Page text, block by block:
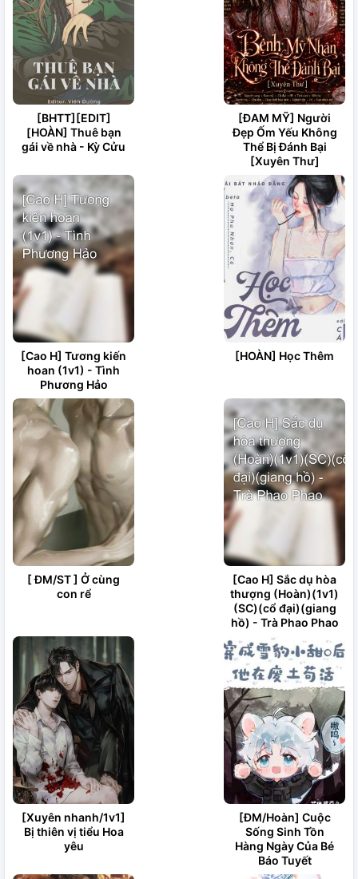
[BHTT][EDIT]
[HOÀN] Thuê bạn
gái về nhà - Kỳ Cửu
[ĐAM MỸ] Người
Đẹp Ốm Yếu Không
Thể Bị Đánh Bại
[Xuyên Thư]
[Cao H] Tương kiến
hoan (1v1) - Tình
Phương Hảo
[HOÀN] Học Thêm
[ ĐM/ST ] Ở cùng
con rể
[Cao H] Sắc dụ hòa
thượng (Hoàn)(1v1)
(SC)(cổ đại)(giang
hồ) - Trà Phao Phao
[Xuyên nhanh/1v1]
Bị thiên vị tiểu Hoa
yêu
[ĐM/Hoàn] Cuộc
Sống Sinh Tồn
Hàng Ngày Của Bé
Báo Tuyết